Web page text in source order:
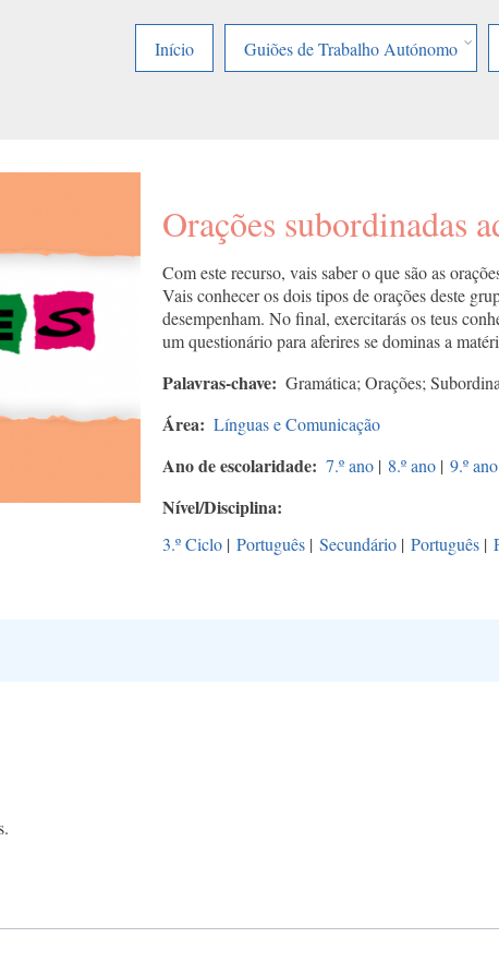
Início
Guiões de Trabalho Autónomo
Orações subordinadas
Com este recurso, vais saber o que são as
Vais conhecer os dois tipos de orações deste
desempenham. No final, exercitarás os teus
um questionário para aferires se dominas a
Palavras-chave Gramática; Orações;
Área Línguas e Comunicação
Ano de escolaridade 7.º ano | 8.º ano | 9.º ano
Nível/Disciplina
3.º Ciclo | Português | Secundário | Português |